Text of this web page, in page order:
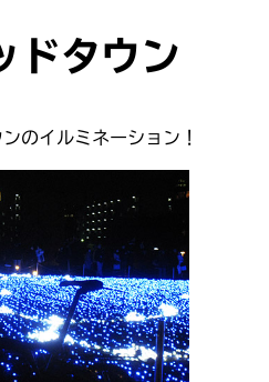
ドタウン
のイルミネーション！